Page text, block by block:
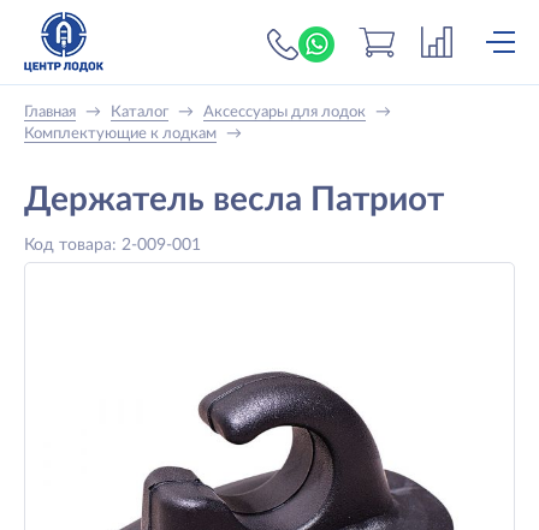
+7 (919) 698-56-
Главная → Каталог → Аксессуары для лодок
→
Комплектующие к лодкам
→
Держатель весла Патриот
Код товара: 2-009-001